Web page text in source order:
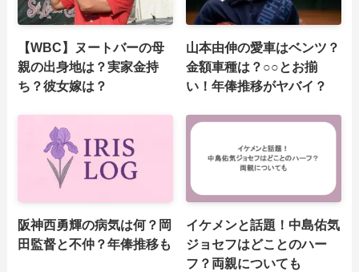
【WBC】ヌートバーの母
親の出身地は？実家金持
ち？彼女嫁は？
山本由伸の愛車はベンツ？
金額車種は？○○とお揃
い！年俸推移がヤバイ？
阪神西勇輝の病気は何？岡
田監督と不仲？年俸推移も
イケメンと話題！中島佑気
ジョセフはどことのハー
フ？両親についても